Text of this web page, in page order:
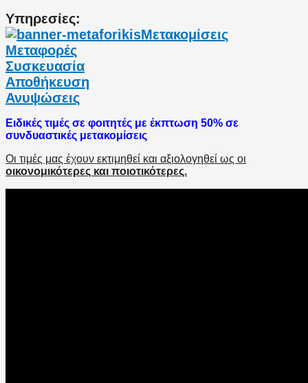
Υπηρεσίες:
Μετακομίσεις
Μεταφορές
Συσκευασία
Αποθήκευση
Ανυψώσεις
Ειδικές τιμές σε φοιτητές με έκπτωση 50% σε
συνδυαστικές μετακομίσεις
Οι τιμές μας έχουν εκτιμηθεί και αξιολογηθεί ως οι
οικονομικότερες και ποιοτικότερες.